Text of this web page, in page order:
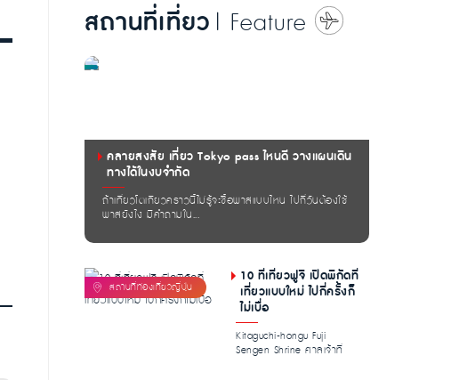
สถานที่เที่ยว | Feature
คลายสงสัย เที่ยว Tokyo pass ไหนดี วางแผนเดิน
ทางได้ในงบจำกัด
ถ้าเที่ยวโตเกียวคราวนี้ไม่รู้จะซื้อพาสแบบไหน ไปกี่วันต้องใช้
พาสยังไง มีคำถามใน...
10 ที่เที่ยวฟูจิ เปิดพิกัดที่
เที่ยวแบบใหม่ ไปกี่ครั้งก็
ไม่เบื่อ
Kitaguchi-hongu Fuji
Sengen Shrine ศาลเจ้าที่